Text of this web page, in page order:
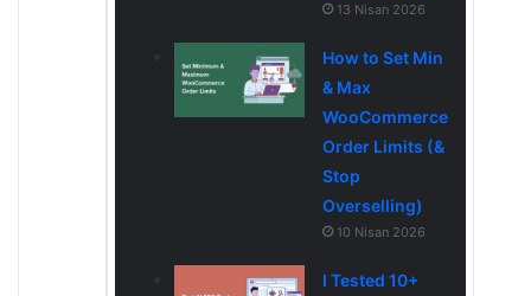
13 Nisan 2026
How to Set Min
& Max
WooCommerce
Order Limits (&
Stop
Overselling)
10 Nisan 2026
I Tested 10+